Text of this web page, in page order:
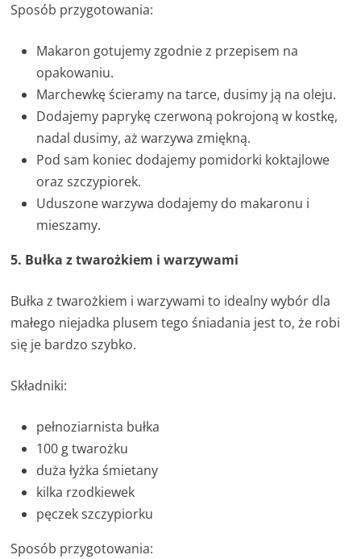
Sposób przygotowania:
Makaron gotujemy zgodnie z przepisem na
opakowaniu.
Marchewkę ścieramy na tarce, dusimy ją na oleju.
Dodajemy paprykę czerwoną pokrojoną w kostkę,
nadal dusimy, aż warzywa zmiękną.
Pod sam koniec dodajemy pomidorki koktajlowe
oraz szczypiorek.
Uduszone warzywa dodajemy do makaronu i
mieszamy.
5. Bułka z twarożkiem i warzywami
Bułka z twarożkiem i warzywami to idealny wybór dla
małego niejadka plusem tego śniadania jest to, że robi
się je bardzo szybko.
Składniki:
pełnoziarnista bułka
100 g twarożku
duża łyżka śmietany
kilka rzodkiewek
pęczek szczypiorku
Sposób przygotowania: